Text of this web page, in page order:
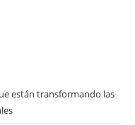
están transformando las